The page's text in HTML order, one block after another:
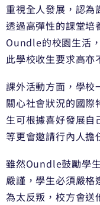
重視全人發展，認
透過高彈性的課堂培
Oundle的校園生活
此學校收生要求高亦
課外活動方面，學校
關心社會狀況的國
生可根據喜好發展
等更會邀請行內人擔
雖然Oundle鼓勵學
嚴謹，學生必須嚴
為太反叛，校方會送